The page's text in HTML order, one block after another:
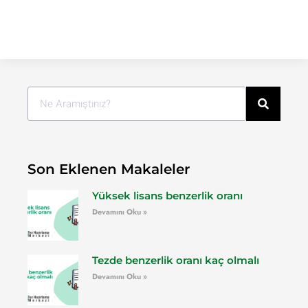
Son Eklenen Makaleler
Yüksek lisans benzerlik oranı
Devamını Oku »
Tezde benzerlik oranı kaç olmalı
Devamını Oku »